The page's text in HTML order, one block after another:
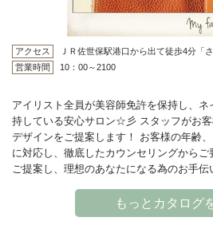
アクセス
ＪＲ佐世保駅港口から出て徒歩4分「
営業時間
10：00～2100
アイリスト全員が美容師免許を保持し、
持している安心サロン☆彡 スタッフがお
デザインをご提案します！ お客様の年齢
に対応し、徹底したカウンセリングからご
ご提案し、理想のあなたになる為のお手伝
もっとカタログ